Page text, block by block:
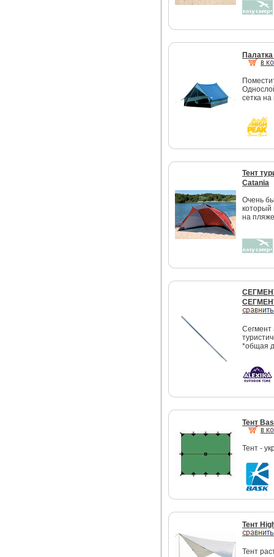
сетка
Тент
Catania
Очень
который
на
Сегмент
*общая
Тент
Тент -
Тент
Тент